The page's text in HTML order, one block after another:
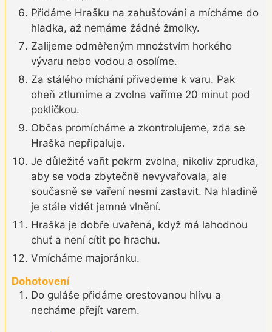
Přidáme Hrašku na zahušťování a mícháme do
hladka, až nemáme žádné žmolky.
Zalijeme odměřeným množstvím horkého
vývaru nebo vodou a osolíme.
Za stálého míchání přivedeme k varu. Pak
oheň ztlumíme a zvolna vaříme 20 minut pod
pokličkou.
Občas promícháme a zkontrolujeme, zda se
Hraška nepřipaluje.
Je důležité vařit pokrm zvolna, nikoliv zprudka,
aby se voda zbytečně nevyvařovala, ale
současně se vaření nesmí zastavit. Na hladině
je stále vidět jemné vlnění.
Hraška je dobře uvařená, když má lahodnou
chuť a není cítit po hrachu.
Vmícháme majoránku.
Dohotovení
Do guláše přidáme orestovanou hlívu a
necháme přejít varem.